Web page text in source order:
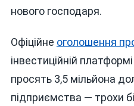
нового господаря.
Офіційне оголошення
інвестиційній
просять 3,5 мільйона
підприємства — трохи